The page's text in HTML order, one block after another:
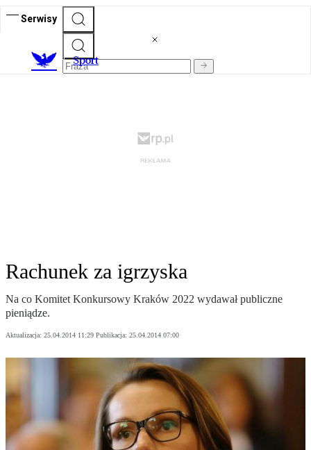
Serwisy
Sport
Rachunek za igrzyska
Na co Komitet Konkursowy Kraków 2022 wydawał publiczne
pieniądze.
Aktualizacja: 25.04.2014 11:29 Publikacja: 25.04.2014 07:00